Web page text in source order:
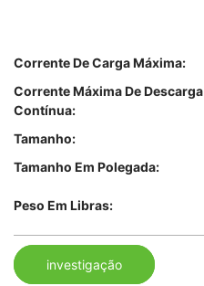
Corrente De Carga Máxima:
Corrente Máxima De Descarga
Contínua:
Tamanho:
Tamanho Em Polegada:
Peso Em Libras:
investigação